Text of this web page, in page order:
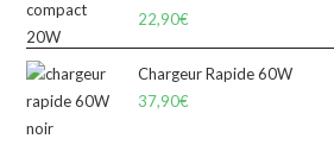
Note5.00
22,90€
Chargeur Rapide 60W
37,90€